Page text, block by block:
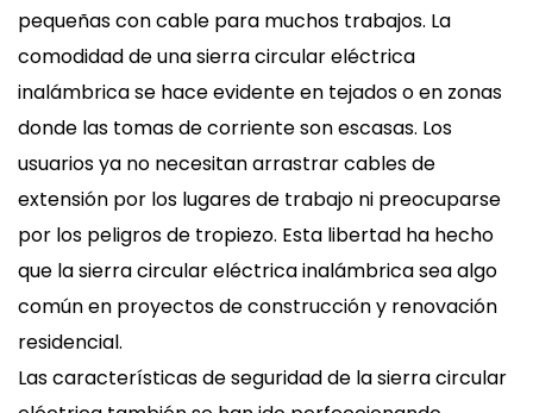
pequeñas con cable para muchos trabajos. La
comodidad de una sierra circular eléctrica
inalámbrica se hace evidente en tejados o en zonas
donde las tomas de corriente son escasas. Los
usuarios ya no necesitan arrastrar cables de
extensión por los lugares de trabajo ni preocuparse
por los peligros de tropiezo. Esta libertad ha hecho
que la sierra circular eléctrica inalámbrica sea algo
común en proyectos de construcción y renovación
residencial.
Las características de seguridad de la sierra circular